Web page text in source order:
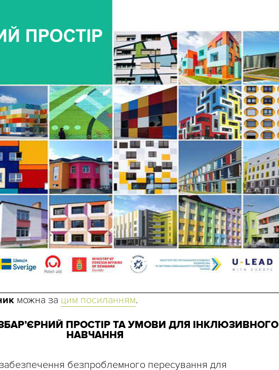
можна за цим посиланням.
ПРОСТІР ТА УМОВИ ДЛЯ ІНКЛЮЗИВНОГО
НАВЧАННЯ
безпроблемного пересування для